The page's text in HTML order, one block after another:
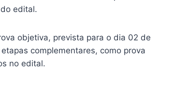
edital.
objetiva, prevista para o dia 02 de
complementares, como prova
no edital.